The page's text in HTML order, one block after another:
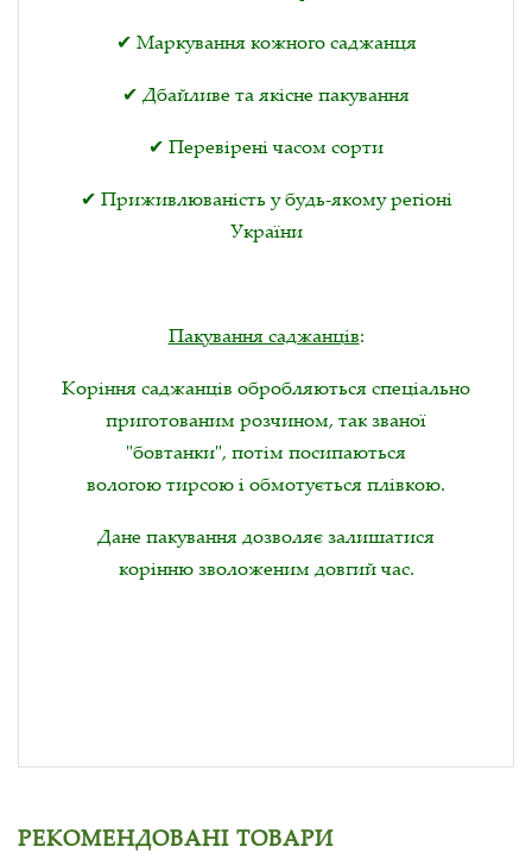
✔ Маркування кожного саджанця
✔ Дбайливе та якісне пакування
✔ Перевірені часом сорти
✔ Приживлюваність у будь-якому регіоні
України
Пакування саджанців:
Коріння саджанців обробляються спеціально
приготованим розчином, так званої
"бовтанки", потім посипаються
вологою тирсою і обмотується плівкою.
Дане пакування дозволяє залишатися
корінню зволоженим довгий час.
РЕКОМЕНДОВАНІ ТОВАРИ